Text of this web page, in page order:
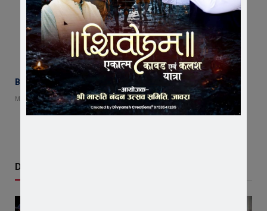
BIG BREAKING | जावरा नगरपालिका पर EOW का छापा, मचा हड़कंप
MAY 19, 2026
Don't Miss